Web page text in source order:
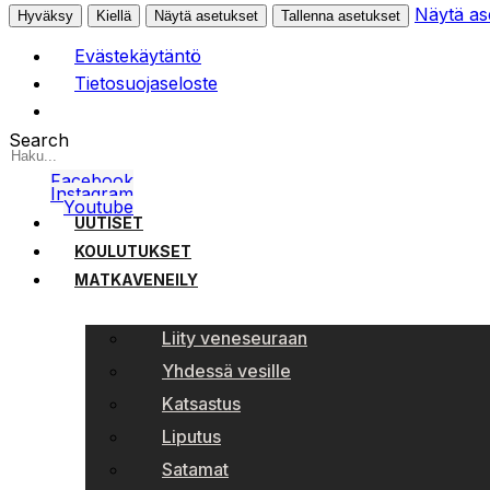
Hyväksy Kiellä Näytä asetukset Tallenna asetukset
Näytä
Evästekäytäntö
Tietosuojaseloste
Search
Facebook
Instagram
Youtube
UUTISET
KOULUTUKSET
MATKAVENEILY
Liity veneseuraan
Yhdessä vesille
Katsastus
Liputus
Satamat